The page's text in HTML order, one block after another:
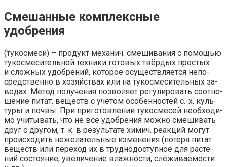
Смешанные комплексные
удобрения
(ту­кос­ме­си) – про­дукт ме­ха­нич. сме­ши­ва­ния с по­мо­щью
ту­кос­ме­си­тель­ной тех­ни­ки го­то­вых твёр­дых про­стых
и слож­ных удоб­ре­ний, ко­то­рое осу­ще­ст­в­ля­ет­ся не­по­
сред­ст­вен­но в хо­зяй­ст­вах или на ту­кос­ме­си­тель­ных за­
во­дах. Ме­тод по­лу­че­ния по­зво­ля­ет ре­гу­ли­ро­вать со­от­но­
ше­ние пи­тат. ве­ществ с учё­том осо­бен­но­стей с.-х. куль­
ту­ры и поч­вы. При при­го­тов­ле­нии ту­кос­ме­сей не­об­хо­ди­
мо учи­ты­вать, что не все удоб­ре­ния мож­но сме­ши­вать
друг с дру­гом, т. к. в ре­зуль­та­те хи­мич. ре­ак­ций мо­гут
про­ис­хо­дить не­же­ла­тель­ные из­ме­не­ния (по­те­ря пи­тат.
ве­ществ или пе­ре­ход их в труд­но­до­ступ­ное для рас­те­
ний со­стоя­ние, уве­ли­че­ние влаж­но­сти, слё­жи­вае­мо­сти